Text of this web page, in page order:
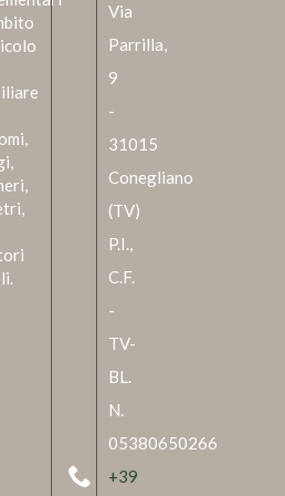
Via
Parrilla,
9
-
31015
Conegliano
(TV)
P.I.,
C.F.
-
TV-
BL.
N.
05380650266
+39